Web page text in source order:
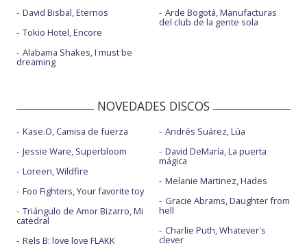
David Bisbal, Eternos
Tokio Hotel, Encore
Alabama Shakes, I must be
dreaming
Arde Bogotá, Manufacturas
del club de la gente sola
NOVEDADES DISCOS
Kase.O, Camisa de fuerza
Jessie Ware, Superbloom
Loreen, Wildfire
Foo Fighters, Your favorite toy
Triángulo de Amor Bizarro, Mi
catedral
Rels B: love love FLAKK
Andrés Suárez, Lúa
David DeMaría, La puerta
mágica
Melanie Martinez, Hades
Gracie Abrams, Daughter from
hell
Charlie Puth, Whatever's
clever